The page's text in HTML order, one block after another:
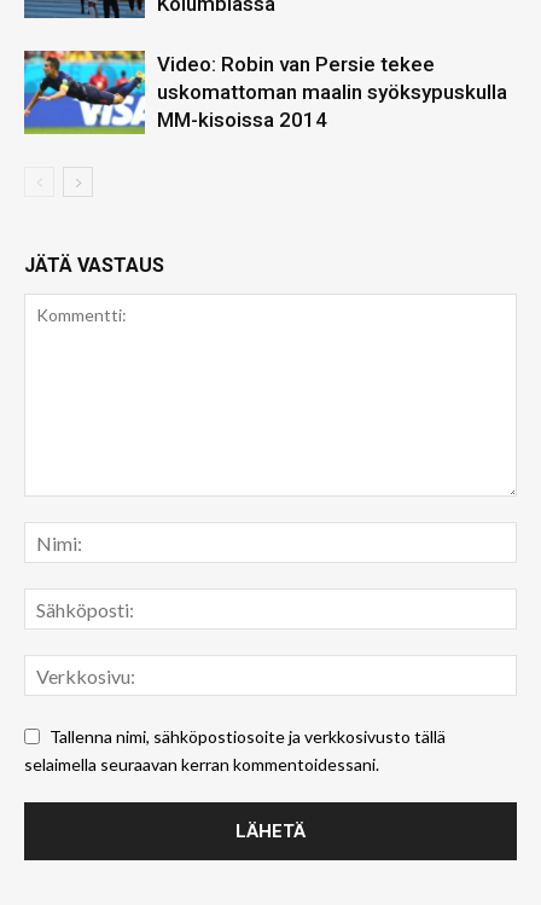
Video: Robin van Persie tekee
uskomattoman maalin syöksypuskulla
MM-kisoissa 2014
JÄTÄ VASTAUS
Tallenna nimi, sähköpostiosoite ja verkkosivusto tällä
selaimella seuraavan kerran kommentoidessani.